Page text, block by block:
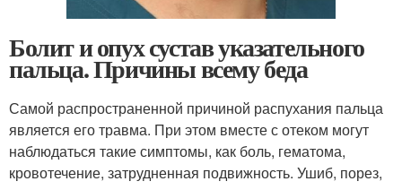
Болит и опух сустав указательного
пальца. Причины всему беда
Самой распространенной причиной распухания пальца
является его травма. При этом вместе с отеком могут
наблюдаться такие симптомы, как боль, гематома,
кровотечение, затрудненная подвижность. Ушиб, порез,